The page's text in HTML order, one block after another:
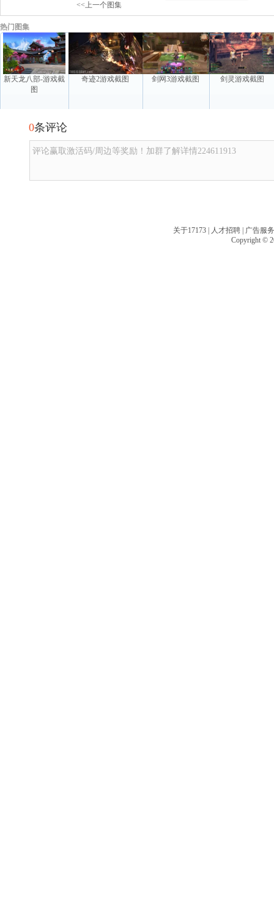
<<上一个图集
热门图集
新天龙八部-游戏截
图
奇迹2游戏截图 剑网3游戏截图 剑灵游戏截图
0条评论
评论赢取激活码/周边等奖励！加群了解详情224611913
关于17173 | 人才招聘 | 广告服务
Copyright ©